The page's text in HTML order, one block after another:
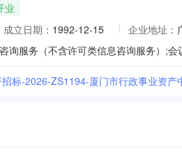
业
成立日期： 1992-12-15 企业地址：
标-2026-ZS1194-厦门市行政事业资